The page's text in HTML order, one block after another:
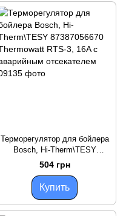
Терморегулятор для бойлера
Bosch, Hi-Therm\TESY
87387056670 Thermowatt RTS-
3, 16A с аварийным
отсекателем
504 грн
Купить